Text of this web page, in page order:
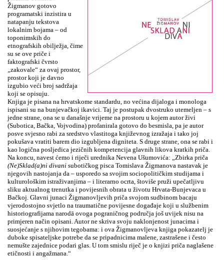
Žigmanov gotovo
programatski inzistira u
natapanju tekstova
lokalnim bojama – od
toponimskih do
etnografskih obilježja, čime
su se ove priče i
faktografski čvrsto
„zakovale“ za ovaj prostor,
prostor koji je davno
izgubio veći broj sadržaja
koji se opisuju.
Knjiga je pisana na hrvatskome standardu, no većina dijaloga i monologa
ispisani su na bunjevačkoj ikavici. Taj je postupak dvostruko utemeljen – s
jedne strane, ona se u današnje vrijeme na prostoru u kojem autor živi
(Subotica, Bačka, Vojvodina) profanirala gotovo do besmisla, pa je autor
posve svjesno rabi za sredstvo vlastitoga književnog izražaja i tako joj
pokušava vratiti barem dio izgubljena digniteta. S druge strane, ona se rabi i
kao logična posljedica jezičnih kompetencija glavnih likova kratkih priča.
Na koncu, navest ćemo i riječi urednika Nevena Ušumovića: „Zbirka priča
(Ne)Sklad(a)ni divani subotičkog pisca Tomislava Žigmanova nastavak je
njegovih nastojanja da – usporedo sa svojim sociopolitičkim studijama i
kulturološkim istraživanjima – i literarno ocrta, štoviše pruži upečatljivu
sliku aktualnog trenutka i povijesnih obrata u životu Hrvata-Bunjevaca u
Bačkoj. Glavni junaci Žigmanovljevih priča svojom sudbinom bacaju
vjerodostojno svjetlo na traumatične povijesne događaje koji u službenim
historiografijama narodā ovoga pograničnog područja još uvijek nisu na
primjeren način opisani. Autor ne skriva svoju naklonjenost junacima i
suosjećanje s njihovim tegobama: i ova Žigmanovljeva knjiga pokazatelj je
duboke spisateljske potrebe da se pripadnicima malene, zastrašene i često
nemušte zajednice podari glas. U tom smislu riječ je o knjizi priča naglašene
etičnosti i angažmana.“